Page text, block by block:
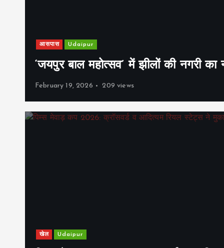
आसपास Udaipur
‘जयपुर बाल महोत्सव’ में झीलों की नगरी
February 19, 2026 209 views
खेल Udaipur